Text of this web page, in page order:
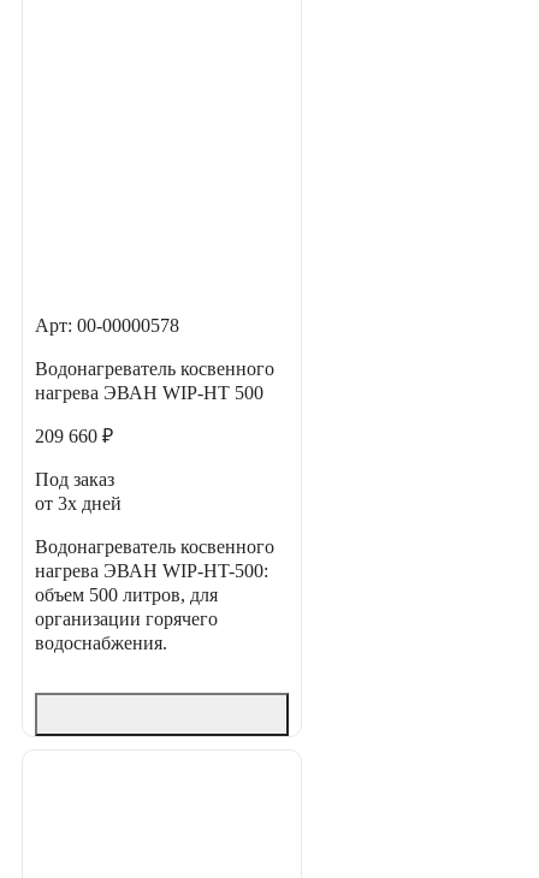
Арт: 00-00000578
Водонагреватель косвенного
нагрева ЭВАН WIP-HT 500
209 660 ₽
Под заказ
от 3х дней
Водонагреватель косвенного
нагрева ЭВАН WIP-HT-500:
объем 500 литров, для
организации горячего
водоснабжения.